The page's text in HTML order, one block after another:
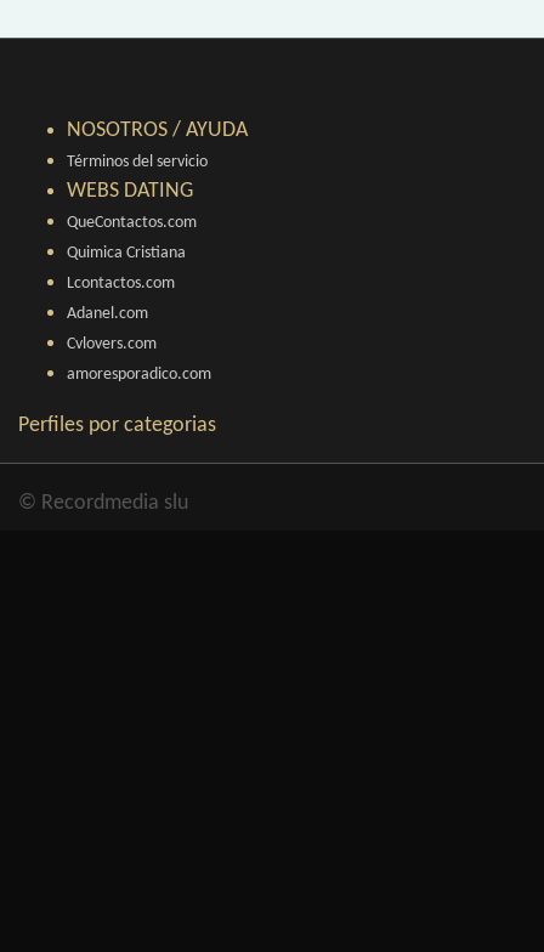
NOSOTROS / AYUDA
Términos del servicio
WEBS DATING
QueContactos.com
Quimica Cristiana
Lcontactos.com
Adanel.com
Cvlovers.com
amoresporadico.com
Perfiles por categorias
© Recordmedia slu